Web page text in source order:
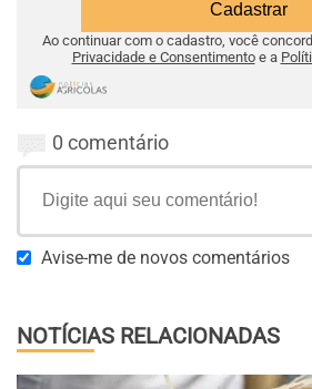
Ao continuar com o cadastro, você
Privacidade e Consentimentoe a
0 comentário
Avise-me de novos comentários
NOTÍCIAS RELACIONADAS